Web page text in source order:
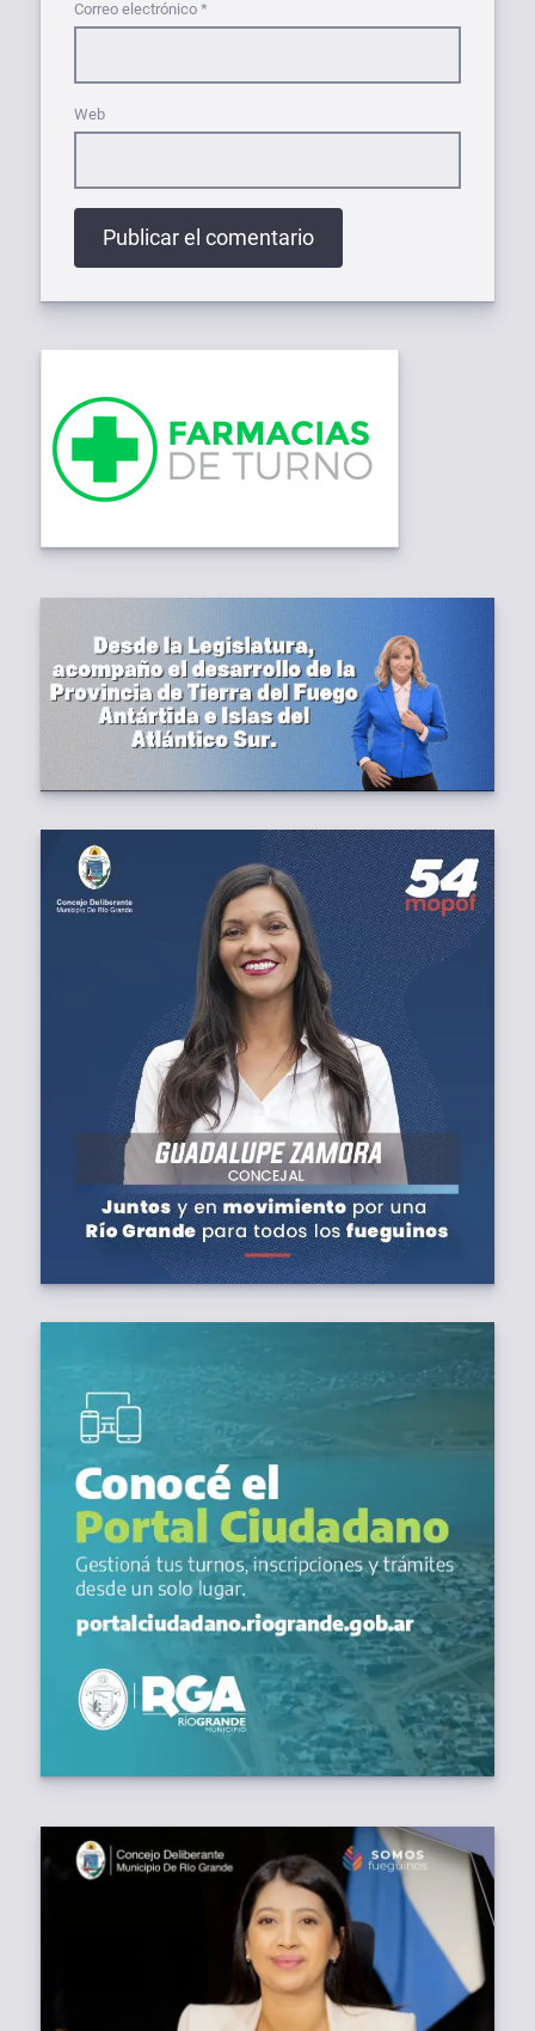
Correo electrónico *
Web